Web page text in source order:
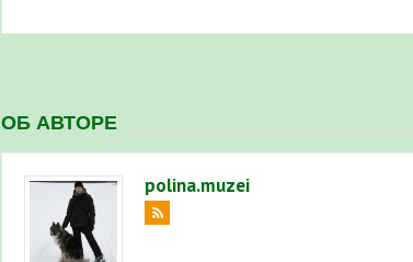
ОБ АВТОРЕ
polina.muzei